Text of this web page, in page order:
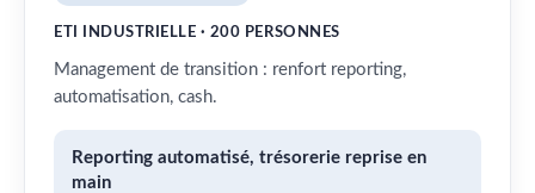
ETI INDUSTRIELLE · 200 PERSONNES
Management de transition : renfort reporting,
automatisation, cash.
Reporting automatisé, trésorerie reprise en
main